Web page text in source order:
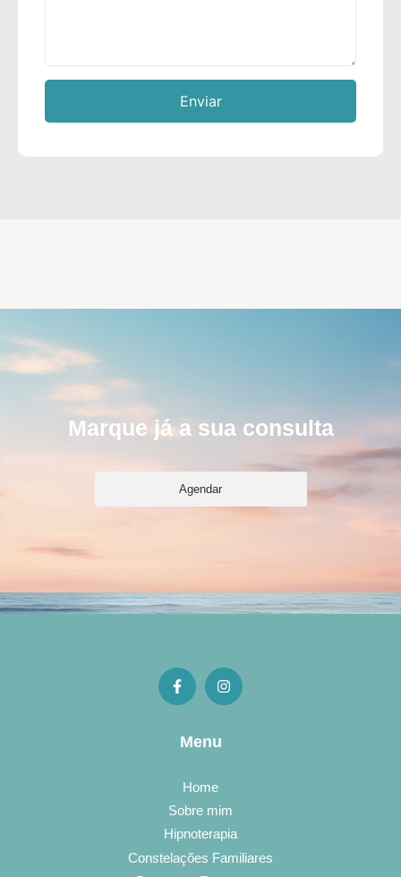
Marque já a sua consulta
Agendar
Menu
Home
Sobre mim
Hipnoterapia
Constelações Familiares